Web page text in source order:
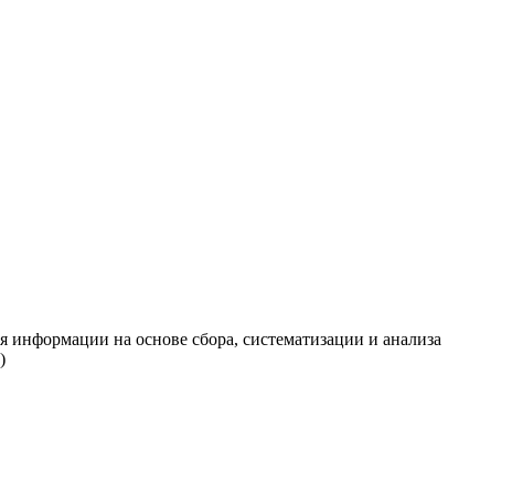
на основе сбора, систематизации и анализа